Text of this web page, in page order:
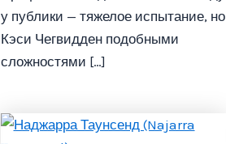
у публики — тяжелое испытание, но
Кэси Чегвидден подобными
сложностями […]